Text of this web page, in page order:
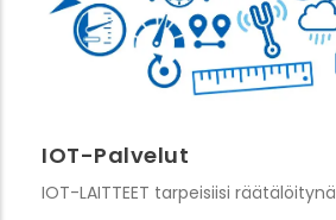
IOT-Palvelut
IOT-LAITTEET tarpeisiisi räätälöitynä